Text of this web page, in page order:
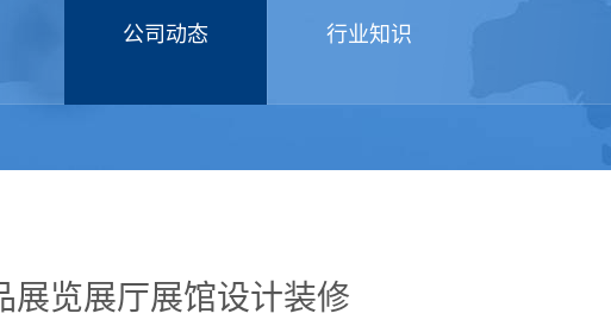
公司动态 行业知识
展览展厅展馆设计装修